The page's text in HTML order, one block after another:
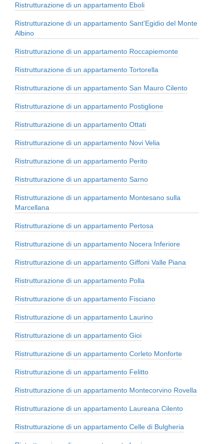
Ristrutturazione di un appartamento Eboli
Ristrutturazione di un appartamento Sant'Egidio del Monte
Albino
Ristrutturazione di un appartamento Roccapiemonte
Ristrutturazione di un appartamento Tortorella
Ristrutturazione di un appartamento San Mauro Cilento
Ristrutturazione di un appartamento Postiglione
Ristrutturazione di un appartamento Ottati
Ristrutturazione di un appartamento Novi Velia
Ristrutturazione di un appartamento Perito
Ristrutturazione di un appartamento Sarno
Ristrutturazione di un appartamento Montesano sulla
Marcellana
Ristrutturazione di un appartamento Pertosa
Ristrutturazione di un appartamento Nocera Inferiore
Ristrutturazione di un appartamento Giffoni Valle Piana
Ristrutturazione di un appartamento Polla
Ristrutturazione di un appartamento Fisciano
Ristrutturazione di un appartamento Laurino
Ristrutturazione di un appartamento Gioi
Ristrutturazione di un appartamento Corleto Monforte
Ristrutturazione di un appartamento Felitto
Ristrutturazione di un appartamento Montecorvino Rovella
Ristrutturazione di un appartamento Laureana Cilento
Ristrutturazione di un appartamento Celle di Bulgheria